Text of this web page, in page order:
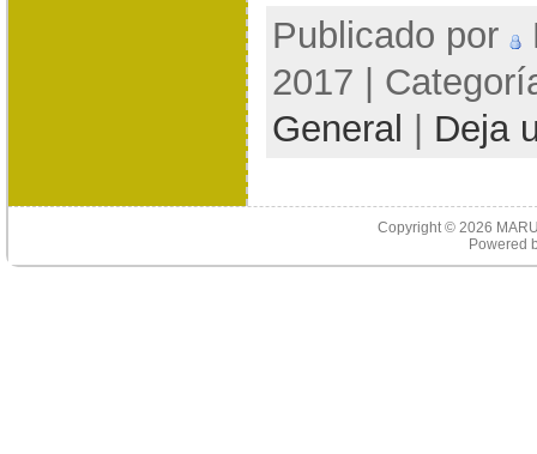
Publicado por
2017 |
General
Deja
Copyright © 2026
Powered